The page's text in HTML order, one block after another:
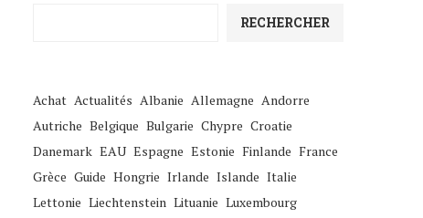
RECHERCHER
Achat Actualités Albanie Allemagne Andorre
Autriche Belgique Bulgarie Chypre Croatie
Danemark EAU Espagne Estonie Finlande France
Grèce Guide Hongrie Irlande Islande Italie
Lettonie Liechtenstein Lituanie Luxembourg